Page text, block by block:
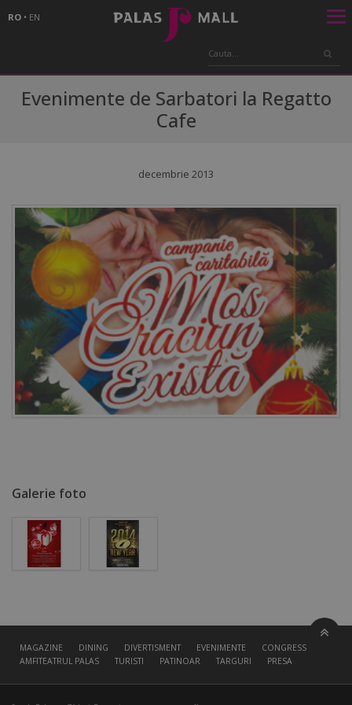
RO • EN
Evenimente de Sarbatori la Regatto
Cafe
decembrie 2013
Galerie foto
MAGAZINE DINING DIVERTISMENT EVENIMENTE
CONGRESS HALL
AMFITEATRUL PALAS
TURISTI PATINOAR TARGURI PRESA